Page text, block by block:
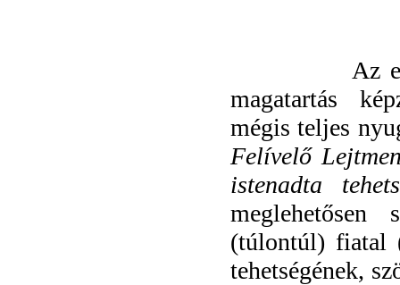
Az
magatartás
mégis teljes
Felívelő
istenadta
(túlontúl) fiatal
tehetségének,